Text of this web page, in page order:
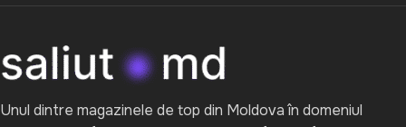
Unul dintre magazinele de top din Moldova în domeniul